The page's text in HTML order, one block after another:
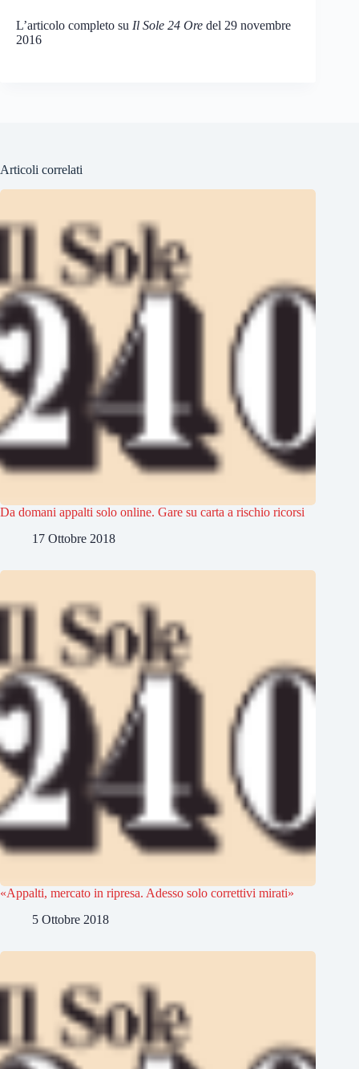
L’articolo completo su Il Sole 24 Ore del 29 novembre
2016
Articoli correlati
Da domani appalti solo online. Gare su carta a rischio ricorsi
17 Ottobre 2018
«Appalti, mercato in ripresa. Adesso solo correttivi mirati»
5 Ottobre 2018